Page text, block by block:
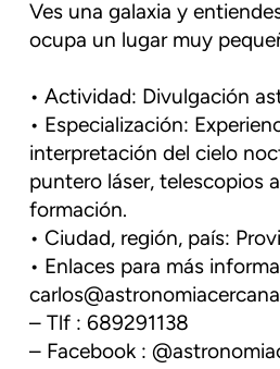
Ves una galaxia y
ocupa un lugar muy
• Actividad: Divulgación
• Especialización:
interpretación del cielo
puntero láser, telescopios
formación.
• Ciudad, región, país:
• Enlaces para más
carlos@astronomiacercana
– Tlf : 689291138
– Facebook :